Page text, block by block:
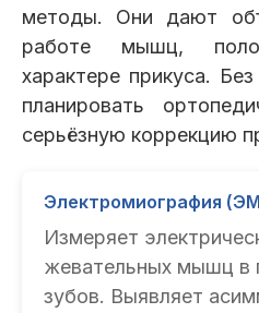
методы. Они дают
работе мышц,
характере прикуса.
планировать
серьёзную коррекцию
Электромиография
Измеряет
жевательных мышц в
зубов. Выявляет